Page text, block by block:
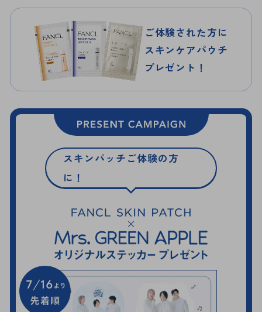
ご体験された方に
スキンケアパウチ
プレゼント！
スキンパッチご体験の方
に！